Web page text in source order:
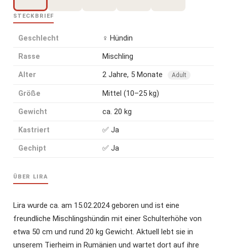
STECKBRIEF
Geschlecht ♀ Hündin
Rasse Mischling
Alter 2 Jahre, 5 Monate Adult
Größe Mittel (10–25 kg)
Gewicht ca. 20 kg
Kastriert ✅ Ja
Gechipt ✅ Ja
ÜBER LIRA
Lira wurde ca. am 15.02.2024 geboren und ist eine
freundliche Mischlingshündin mit einer Schulterhöhe von
etwa 50 cm und rund 20 kg Gewicht. Aktuell lebt sie in
unserem Tierheim in Rumänien und wartet dort auf ihre